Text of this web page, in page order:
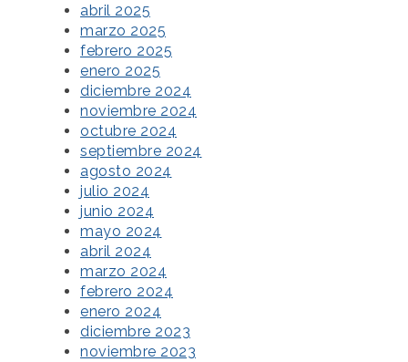
abril 2025
marzo 2025
febrero 2025
enero 2025
diciembre 2024
noviembre 2024
octubre 2024
septiembre 2024
agosto 2024
julio 2024
junio 2024
mayo 2024
abril 2024
marzo 2024
febrero 2024
enero 2024
diciembre 2023
noviembre 2023